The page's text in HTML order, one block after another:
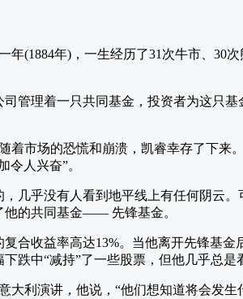
年(1884年)，一生经历了31次牛市、30
管理着一只共同基金，投资者为这只
着市场的恐慌和崩溃，凯睿幸存了下来
令人兴奋”。
几乎没有人看到地平线上有任何阴云
他的共同基金—— 先锋基金。
合收益率高达13%。当他离开先锋基金
跌中“减持”了一些股票，但他几乎总是
大利演讲，他说，“他们想知道将会发